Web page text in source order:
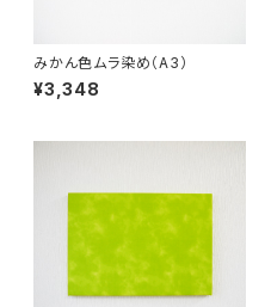
みかん色ムラ染め（A3）
¥3,348